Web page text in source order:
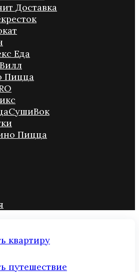
Доставка
Еда
Пицца
Пицца
квартиру
путешествие